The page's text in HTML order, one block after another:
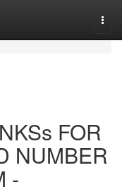
FOR
NUMBER
-